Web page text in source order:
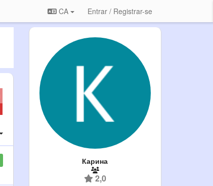
CA Entrar / Registrar-se
Карина
2,0